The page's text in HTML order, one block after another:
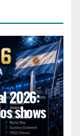
2026:
shows